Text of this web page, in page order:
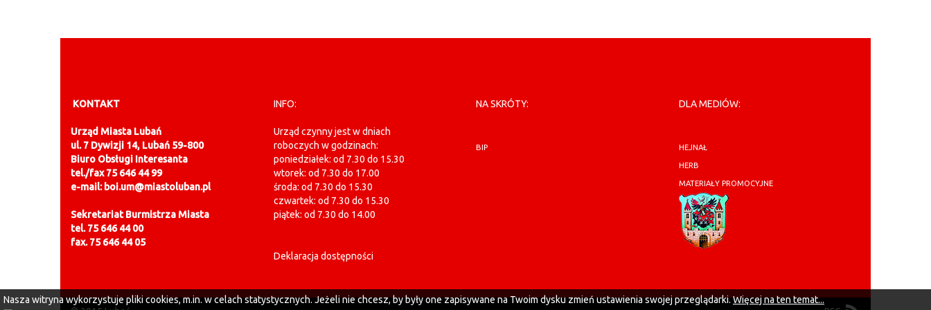
KONTAKT
Urząd Miasta Lubań
ul. 7 Dywizji 14, Lubań 59-800
Biuro Obsługi Interesanta
tel./fax 75 646 44 99
e-mail: boi.um@miastoluban.pl
Sekretariat Burmistrza Miasta
tel. 75 646 44 00
fax. 75 646 44 05
INFO:
Urząd czynny jest w dniach
roboczych w godzinach:
poniedziałek: od 7.30 do 15.30
wtorek: od 7.30 do 17.00
środa: od 7.30 do 15.30
czwartek: od 7.30 do 15.30
piątek: od 7.30 do 14.00
Deklaracja dostępności
NA SKRÓTY:
BIP
DLA MEDIÓW:
HEJNAŁ
HERB
MATERIAŁY PROMOCYJNE
Nasza witryna wykorzystuje pliki cookies, m.in. w celach statystycznych. Jeżeli nie chcesz, by były one zapisywane na Twoim dysku zmień ustawienia swojej przeglądarki.Więcej na ten temat...